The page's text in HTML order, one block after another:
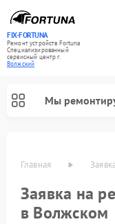
FIX-FORTUNA
Ремонт устройств Fortuna
Специализированный
cервисный центр г.
Волжский
Мы
Главная
Заявка на
в Волжском